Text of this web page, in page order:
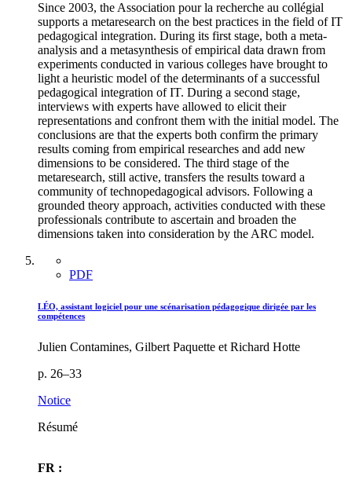
Since 2003, the Association pour la recherche au collégial
supports a metaresearch on the best practices in the field of IT
pedagogical integration. During its first stage, both a meta-
analysis and a metasynthesis of empirical data drawn from
experiments conducted in various colleges have brought to
light a heuristic model of the determinants of a successful
pedagogical integration of IT. During a second stage,
interviews with experts have allowed to elicit their
representations and confront them with the initial model. The
conclusions are that the experts both confirm the primary
results coming from empirical researches and add new
dimensions to be considered. The third stage of the
metaresearch, still active, transfers the results toward a
community of technopedagogical advisors. Following a
grounded theory approach, activities conducted with these
professionals contribute to ascertain and broaden the
dimensions taken into consideration by the ARC model.
PDF
LÉO, assistant logiciel pour une scénarisation pédagogique dirigée par les
compétences
Julien Contamines, Gilbert Paquette et Richard Hotte
p. 26–33
Notice
Résumé
FR :